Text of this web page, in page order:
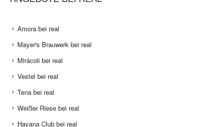
Amora bei real
Mayer's Brauwerk bei real
Mirácoli bei real
Vestel bei real
Tena bei real
Weißer Riese bei real
Havana Club bei real